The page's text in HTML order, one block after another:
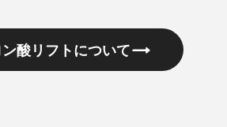
酸リフトについて